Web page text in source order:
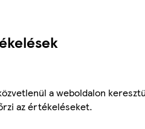
a weboldalon
az értékeléseket.